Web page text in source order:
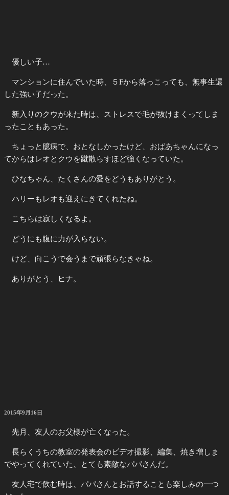
優しい子…
マンションに住んでいた時、５Fから落っこっても、無事生還
した強い子だった。
新入りのクウが来た時は、ストレスで毛が抜けまくってしま
ったこともあった。
ちょっと臆病で、おとなしかったけど、おばあちゃんになっ
てからはレオとクウを蹴散らすほど強くなっていた。
ひなちゃん、たくさんの愛をどうもありがとう。
ハリーもレオも迎えにきてくれたね。
こちらは寂しくなるよ。
どうにも腹に力が入らない。
けど、向こうで会うまで頑張らなきゃね。
ありがとう、ヒナ。
投
2015年9月16日
先月、友人のお父様が亡くなった。
長らくうちの教室の発表会のビデオ撮影、編集、焼き増しま
でやってくれていた、とても素敵なパパさんだ。
友人宅で飲む時は、パパさんとお話することも楽しみの一つ